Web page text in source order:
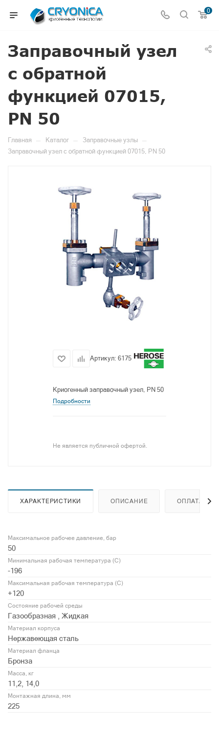
0
Заправочный узел
с обратной
функцией 07015,
PN 50
Главная — Каталог — Заправочные узлы —
Заправочный узел с обратной функцией 07015, PN 50
Артикул: 6175
Криогенный заправочный узел, PN 50
Подробности
Не является публичной офертой.
ХАРАКТЕРИСТИКИ ОПИСАНИЕ ОПЛАТА
Максимальное рабочее давление, бар
50
Минимальная рабочая температура (С)
-196
Максимальная рабочая температура (С)
+120
Состояние рабочей среды
Газообразная , Жидкая
Материал корпуса
Нержавеющая сталь
Материал фланца
Бронза
Масса, кг
11,2, 14,0
Монтажная длина, мм
225